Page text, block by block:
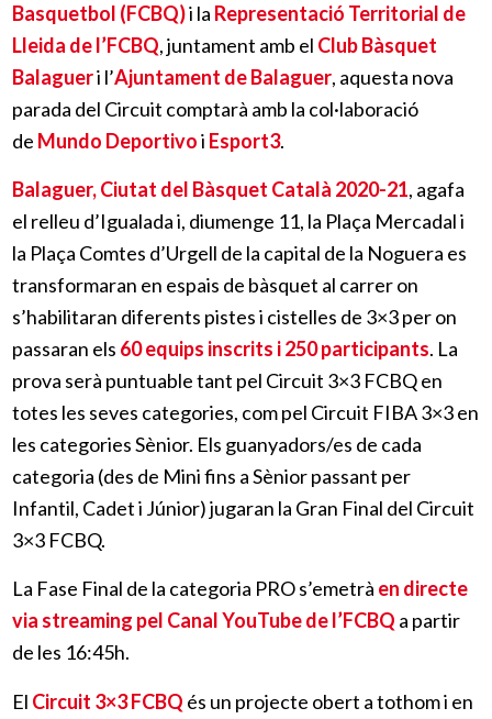
Basquetbol (FCBQ)i la Representació Territorial de
Lleida de l’FCBQ, juntament amb el Club Bàsquet
Balagueri l’Ajuntament de Balaguer, aquesta nova
parada del Circuit comptarà amb la col·laboració
de Mundo Deportivoi Esport3.
Balaguer, Ciutat del Bàsquet Català 2020-21, agafa
el relleu d’Igualada i, diumenge 11, la Plaça Mercadal i
la Plaça Comtes d’Urgell de la capital de la Noguera es
transformaran en espais de bàsquet al carrer on
s’habilitaran diferents pistes i cistelles de 3×3 per on
passaran els 60 equips inscrits i 250 participants. La
prova serà puntuable tant pel Circuit 3×3 FCBQ en
totes les seves categories, com pel Circuit FIBA 3×3 en
les categories Sènior. Els guanyadors/es de cada
categoria (des de Mini fins a Sènior passant per
Infantil, Cadet i Júnior) jugaran la Gran Final del Circuit
3×3 FCBQ.
La Fase Final de la categoria PRO s’emetrà en directe
via streaming pel Canal YouTube de l’FCBQ a partir
de les 16:45h.
El Circuit 3×3 FCBQ és un projecte obert a tothom i en